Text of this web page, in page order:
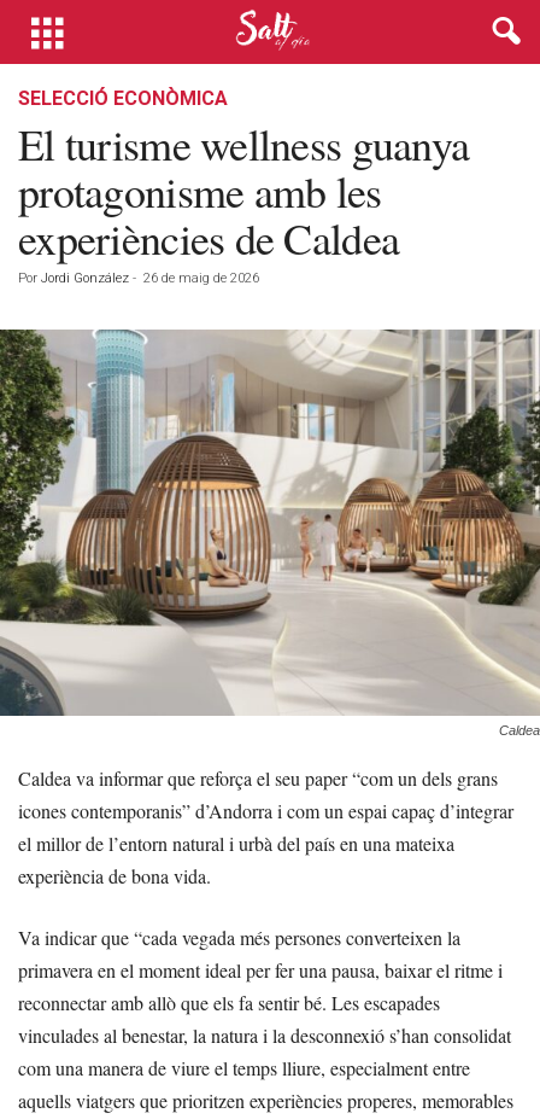
SELECCIÓ ECONÒMICA
El turisme wellness guanya
protagonisme amb les
experiències de Caldea
Por Jordi González - 26 de maig de 2026
Caldea
Caldea va informar que reforça el seu paper “com un dels grans
icones contemporanis” d’Andorra i com un espai capaç d’integrar
el millor de l’entorn natural i urbà del país en una mateixa
experiència de bona vida.
Va indicar que “cada vegada més persones converteixen la
primavera en el moment ideal per fer una pausa, baixar el ritme i
reconnectar amb allò que els fa sentir bé. Les escapades
vinculades al benestar, la natura i la desconnexió s’han consolidat
com una manera de viure el temps lliure, especialment entre
aquells viatgers que prioritzen experiències properes, memorables